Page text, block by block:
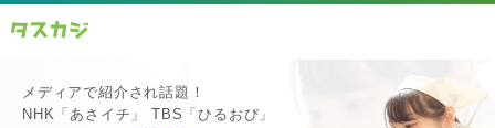
メディアで紹介され話題！
NHK「あさイチ」 TBS「ひるおび」